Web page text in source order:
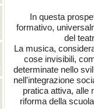
In questa
formativo,
del
La musica,
cose invisibili,
determinate nello
nell'integrazione
pratica attiva, alle
riforma della